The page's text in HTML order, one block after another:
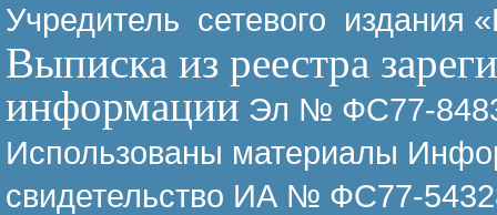
Учредитель сетевого издания
Выписка из реестра
информации Эл № ФС77-
Использованы материалы
свидетельство ИА № ФС77-